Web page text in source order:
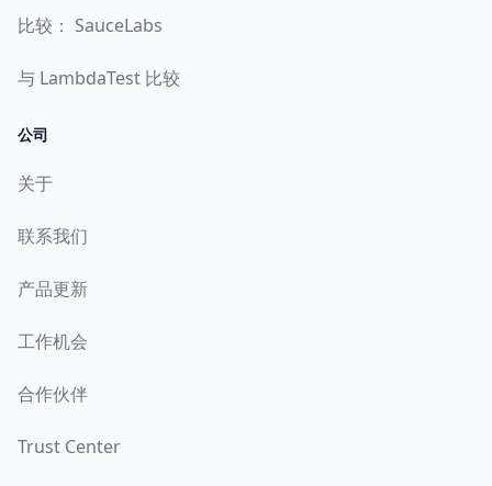
比较： SauceLabs
与 LambdaTest 比较
公司
关于
联系我们
产品更新
工作机会
合作伙伴
Trust Center